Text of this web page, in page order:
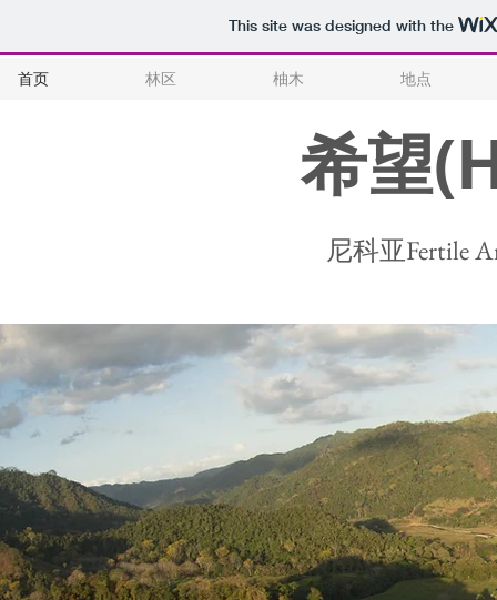
This site was designed with the
希望
尼科亚Fertile
首页 林区 柚木 地点